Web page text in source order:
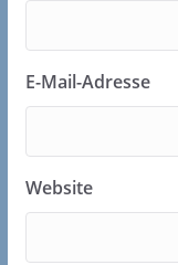
E-Mail-Adresse
Website